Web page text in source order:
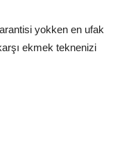
yokken en ufak
ekmek teknenizi